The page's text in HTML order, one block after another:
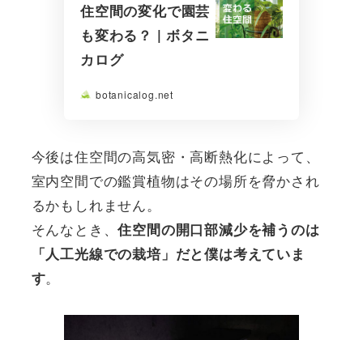
住空間の変化で園芸
も変わる？ | ボタニ
カログ
botanicalog.net
今後は住空間の高気密・高断熱化によって、
室内空間での鑑賞植物はその場所を脅かされ
るかもしれません。
そんなとき、住空間の開口部減少を補うのは
「人工光線での栽培」だと僕は考えていま
す。